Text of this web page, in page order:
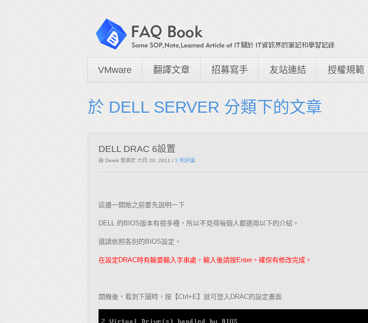
VMware 翻譯文章 招募寫手 友站連結 授權規範
於 DELL SERVER 分類下的文章
DELL DRAC 6設置
由 Derek 發表於 六月 20, 2011 / 2 則評論
這邊一開始之前要先說明一下
DELL 的 BIOS版本有很多種，所以不見得每個人都適用以下的介紹。
還請依照各別的 BIOS設定。
在設定 DRAC時有輸要輸入字串處，輸入後請按Enter。確保有修改完成。
開機後，看到下圖時，按【Ctrl+E】就可登入 DRAC的設定畫面